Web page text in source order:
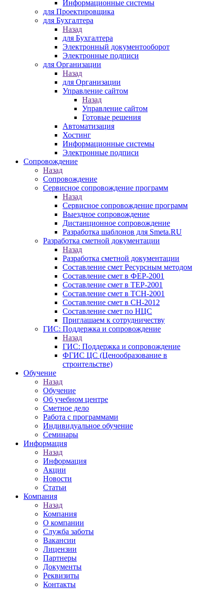
Информационные системы
для Проектировщика
для Бухгалтера
Назад
для Бухгалтера
Электронный документооборот
Электронные подписи
для Организации
Назад
для Организации
Управление сайтом
Назад
Управление сайтом
Готовые решения
Автоматизация
Хостинг
Информационные системы
Электронные подписи
Сопровождение
Назад
Сопровождение
Сервисное сопровождение программ
Назад
Сервисное сопровождение программ
Выездное сопровождение
Дистанционное сопровождение
Разработка шаблонов для Smeta.RU
Разработка сметной документации
Назад
Разработка сметной документации
Составление смет Ресурсным методом
Составление смет в ФЕР-2001
Составление смет в ТЕР-2001
Составление смет в ТСН-2001
Составление смет в СН-2012
Составление смет по НЦС
Приглашаем к сотрудничеству
ГИС: Поддержка и сопровождение
Назад
ГИС: Поддержка и сопровождение
ФГИС ЦС (Ценообразование в
строительстве)
Обучение
Назад
Обучение
Об учебном центре
Сметное дело
Работа с программами
Индивидуальное обучение
Семинары
Информация
Назад
Информация
Акции
Новости
Статьи
Компания
Назад
Компания
О компании
Служба заботы
Вакансии
Лицензии
Партнеры
Документы
Реквизиты
Контакты